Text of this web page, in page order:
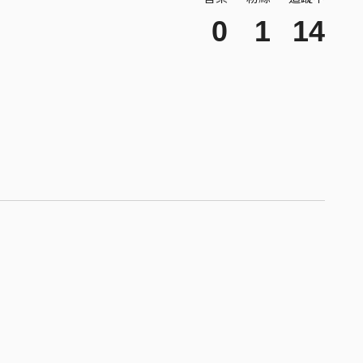
0 1 14